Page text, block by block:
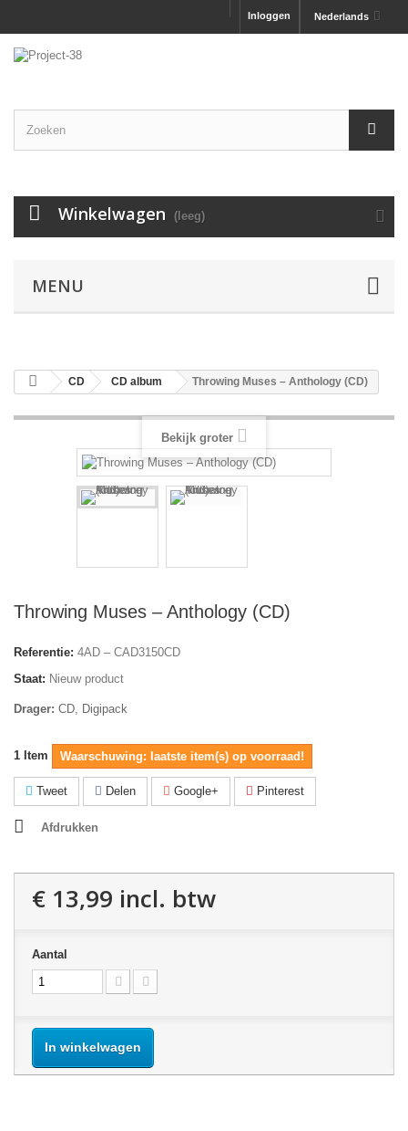
Nederlands
Inloggen
Winkelwagen (leeg)
MENU
CD CD album Throwing Muses – Anthology (CD)
Bekijk groter
Throwing Muses – Anthology (CD)
Referentie: 4AD – CAD3150CD
Staat: Nieuw product
Drager: CD, Digipack
1 Item Waarschuwing: laatste item(s) op voorraad!
Tweet Delen Google+ Pinterest
Afdrukken
€ 13,99 incl. btw
Aantal
In winkelwagen